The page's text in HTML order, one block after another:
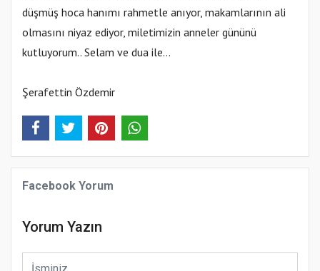
düşmüş hoca hanımı rahmetle anıyor, makamlarının ali
olmasını niyaz ediyor, miletimizin anneler gününü
kutluyorum.. Selam ve dua ile...
Şerafettin Özdemir
Facebook Yorum
Yorum Yazın